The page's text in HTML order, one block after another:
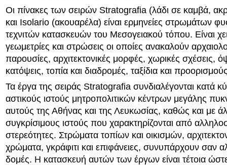
Οι πίνακες των σειρών Stratografia (λάδι σε καμβά,
και Isolario (ακουαρέλα) είναι ερμηνείες στρωμάτων
τεχνιτών κατασκευών του Μεσογειακού τόπου. Είναι
γεωμετρίες και στρώσεις οι οποίες ανακαλούν
παρουσίες, αρχιτεκτονικές μορφές, χωρικές σχέσεις,
κατόψεις, τοπία και διαδρομές, ταξίδια και
Τα έργα της σειράς Stratografia συνδιαλέγονται κατά
αστικούς ιστούς μητροπολιτικών κέντρων μεγάλης
αυτούς της Αθήνας και της Λευκωσίας, καθώς και με
συγκρίσιμους ιστούς που χαρακτηρίζονται από
στερεότητες. Στρώματα τοπίων και οικισμών,
χρώματα, γκράφιτι και επιφάνειες, συνυπάρχουν σαν
δομές. Η κατασκευή αυτών των έργων είναι τέτοια